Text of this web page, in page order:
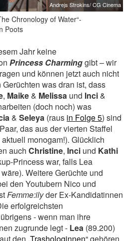
Andrejs Strokins/ CG Cinema
Chronology of Water“-
Poots
Jahr keine
Princess Charminggibt – wir
und können jetzt auch nicht
was dran ist, dass
, Maike& Melissa und Inci&
(doch noch) was
&Seleya (raus in Folge 5) sind
das aus der vierten Staffel
monogam!). Glücklich
auchChristine, Inci und Kathi
Princess war, falls Lea
Weitere Gerüchte und
den Youtubern Nico und
Femme:ilyder Ex-Kandidatinnen
erfolgreichsten
- wenn man ihre
zugrunde legt - Lea (89.200)
den„Trashologinnen“gehören